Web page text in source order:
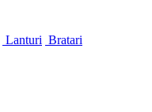
Lanturi Bratari